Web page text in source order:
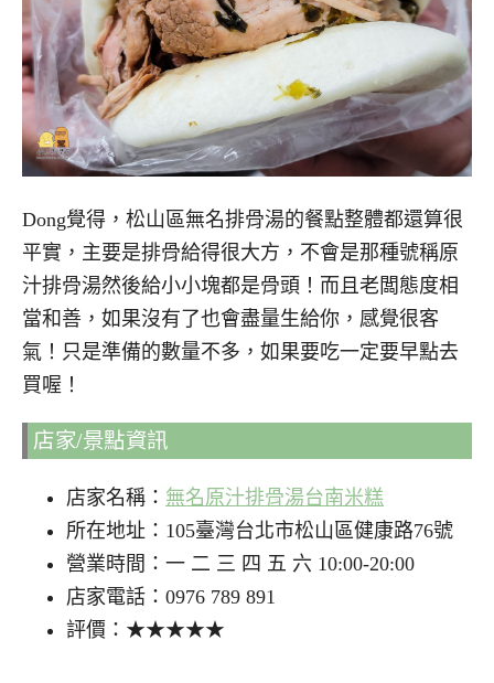
Dong覺得，松山區無名排骨湯的餐點整體都還算很
平實，主要是排骨給得很大方，不會是那種號稱原
汁排骨湯然後給小小塊都是骨頭！而且老闆態度相
當和善，如果沒有了也會盡量生給你，感覺很客
氣！只是準備的數量不多，如果要吃一定要早點去
買喔！
店家/景點資訊
店家名稱： 無名原汁排骨湯台南米糕
所在地址：105臺灣台北市松山區健康路76號
營業時間：一 二 三 四 五 六 10:00-20:00
店家電話：0976 789 891
評價：★★★★★